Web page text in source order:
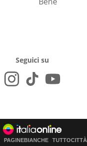
Seguici su
PAGINEBIANCHE TUTTOCITTÀ